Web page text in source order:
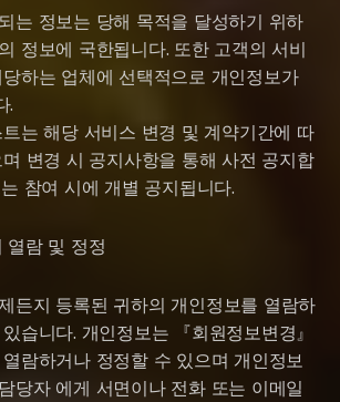
는 정보는 당해 목적을 달성하기 위하
정보에 국한됩니다. 또한 고객의 서비
하는 업체에 선택적으로 개인정보가
.
는 해당 서비스 변경 및 계약기간에 따
변경 시 공지사항을 통해 사전 공지합
참여 시에 개별 공지됩니다.
열람 및 정정
든지 등록된 귀하의 개인정보를 열람하
습니다. 개인정보는 『회원정보변경』
람하거나 정정할 수 있으며 개인정보
당자 에게 서면이나 전화 또는 이메일